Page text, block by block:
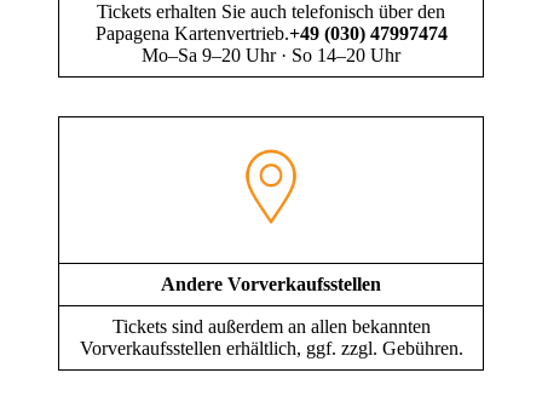
Tickets erhalten Sie auch telefonisch über den
Papagena Kartenvertrieb.+49 (030) 47997474
Mo–Sa 9–20 Uhr · So 14–20 Uhr
Andere Vorverkaufsstellen
Tickets sind außerdem an allen bekannten
Vorverkaufsstellen erhältlich, ggf. zzgl. Gebühren.